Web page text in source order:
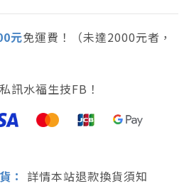
元免運費！（未達2000元者，
訊水福生技FB！
： 詳情本站退款換貨須知